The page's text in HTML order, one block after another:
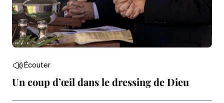
Écouter
Un coup d’œil dans le dressing de Dieu